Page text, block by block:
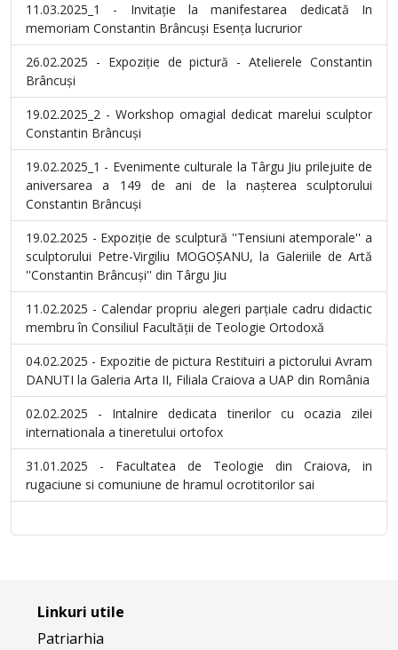
11.03.2025_1 - Invitație la manifestarea dedicată In
memoriam Constantin Brâncuși Esența lucrurior
26.02.2025 - Expoziție de pictură - Atelierele Constantin
Brâncuși
19.02.2025_2 - Workshop omagial dedicat marelui sculptor
Constantin Brâncuși
19.02.2025_1 - Evenimente culturale la Târgu Jiu prilejuite de
aniversarea a 149 de ani de la nașterea sculptorului
Constantin Brâncuși
19.02.2025 - Expoziție de sculptură ''Tensiuni atemporale'' a
sculptorului Petre-Virgiliu MOGOȘANU, la Galeriile de Artă
''Constantin Brâncuși'' din Târgu Jiu
11.02.2025 - Calendar propriu alegeri parțiale cadru didactic
membru în Consiliul Facultății de Teologie Ortodoxă
04.02.2025 - Expozitie de pictura Restituiri a pictorului Avram
DANUTI la Galeria Arta II, Filiala Craiova a UAP din România
02.02.2025 - Intalnire dedicata tinerilor cu ocazia zilei
internationala a tineretului ortofox
31.01.2025 - Facultatea de Teologie din Craiova, in
rugaciune si comuniune de hramul ocrotitorilor sai
Linkuri utile
Patriarhia